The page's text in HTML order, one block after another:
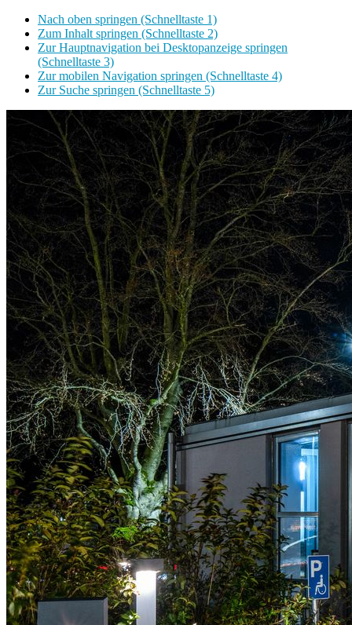
Nach oben springen (Schnelltaste 1)
Zum Inhalt springen (Schnelltaste 2)
Zur Hauptnavigation bei Desktopanzeige springen
(Schnelltaste 3)
Zur mobilen Navigation springen (Schnelltaste 4)
Zur Suche springen (Schnelltaste 5)